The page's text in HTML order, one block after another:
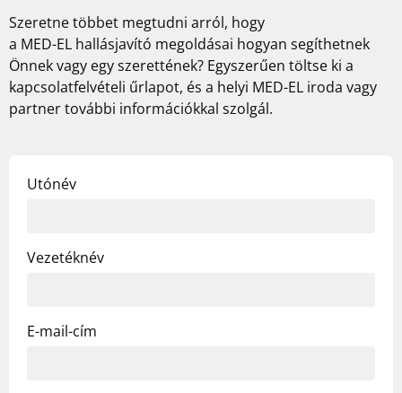
Szeretne többet megtudni arról, hogy
a MED-EL hallásjavító megoldásai hogyan segíthetnek
Önnek vagy egy szerettének? Egyszerűen töltse ki a
kapcsolatfelvételi űrlapot, és a helyi MED-EL iroda vagy
partner további információkkal szolgál.
Utónév
Vezetéknév
E-mail-cím